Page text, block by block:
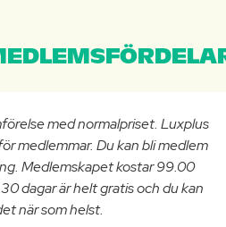
med normalpriset. Luxplus
medlemmar. Du kan bli medlem
Medlemskapet kostar 99.00
dagar är helt gratis och du kan
när som helst.